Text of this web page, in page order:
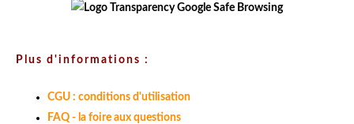
Plus d'informations :
CGU : conditions d'utilisation
FAQ - la foire aux questions